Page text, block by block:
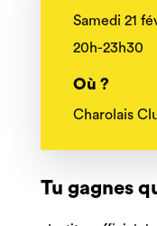
Samedi 21
20h-23h30
Où ?
Charolais
Tu gagnes